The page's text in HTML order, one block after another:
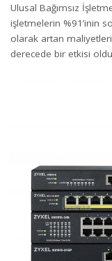
Ulusal Bağımsız
işletmelerin %91’inin
olarak artan
derecede bir etkisi